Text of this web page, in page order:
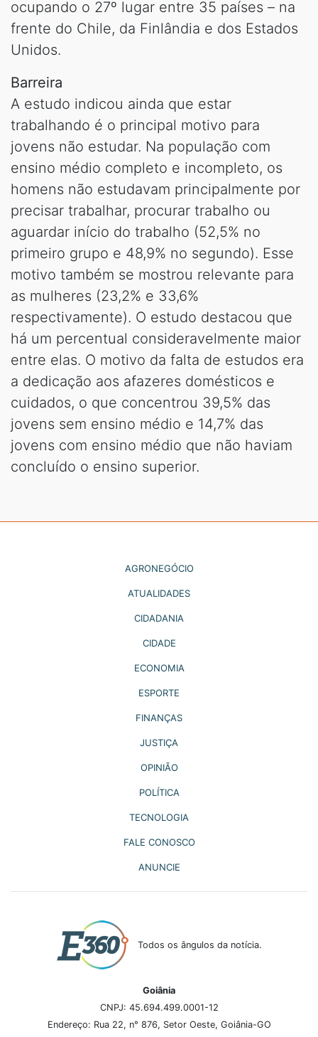
ocupando o 27º lugar entre 35 países – na
frente do Chile, da Finlândia e dos Estados
Unidos.
Barreira
A estudo indicou ainda que estar
trabalhando é o principal motivo para
jovens não estudar. Na população com
ensino médio completo e incompleto, os
homens não estudavam principalmente por
precisar trabalhar, procurar trabalho ou
aguardar início do trabalho (52,5% no
primeiro grupo e 48,9% no segundo). Esse
motivo também se mostrou relevante para
as mulheres (23,2% e 33,6%
respectivamente). O estudo destacou que
há um percentual consideravelmente maior
entre elas. O motivo da falta de estudos era
a dedicação aos afazeres domésticos e
cuidados, o que concentrou 39,5% das
jovens sem ensino médio e 14,7% das
jovens com ensino médio que não haviam
concluído o ensino superior.
AGRONEGÓCIO
ATUALIDADES
CIDADANIA
CIDADE
ECONOMIA
ESPORTE
FINANÇAS
JUSTIÇA
OPINIÃO
POLÍTICA
TECNOLOGIA
FALE CONOSCO
ANUNCIE
Todos os ângulos da notícia.
Goiânia
CNPJ: 45.694.499.0001-12
Endereço: Rua 22, n° 876, Setor Oeste, Goiânia-GO